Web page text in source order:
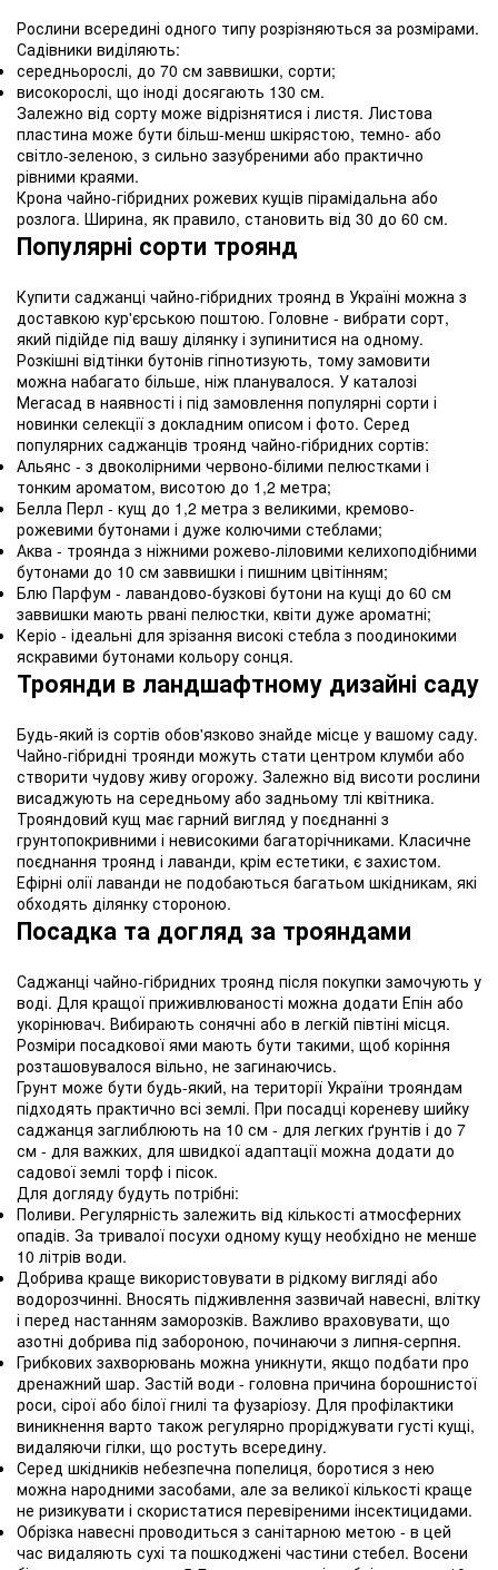
Рослини всередині одного типу розрізняються за розмірами.
Садівники виділяють:
середньорослі, до 70 см заввишки, сорти;
високорослі, що іноді досягають 130 см.
Залежно від сорту може відрізнятися і листя. Листова
пластина може бути більш-менш шкірястою, темно- або
світло-зеленою, з сильно зазубреними або практично
рівними краями.
Крона чайно-гібридних рожевих кущів пірамідальна або
розлога. Ширина, як правило, становить від 30 до 60 см.
Популярні сорти троянд
Купити саджанці чайно-гібридних троянд в Україні можна з
доставкою кур'єрською поштою. Головне - вибрати сорт,
який підійде під вашу ділянку і зупинитися на одному.
Розкішні відтінки бутонів гіпнотизують, тому замовити
можна набагато більше, ніж планувалося. У каталозі
Мегасад в наявності і під замовлення популярні сорти і
новинки селекції з докладним описом і фото. Серед
популярних саджанців троянд чайно-гібридних сортів:
Альянс - з двоколірними червоно-білими пелюстками і
тонким ароматом, висотою до 1,2 метра;
Белла Перл - кущ до 1,2 метра з великими, кремово-
рожевими бутонами і дуже колючими стеблами;
Аква - троянда з ніжними рожево-ліловими келихоподібними
бутонами до 10 см заввишки і пишним цвітінням;
Блю Парфум - лавандово-бузкові бутони на кущі до 60 см
заввишки мають рвані пелюстки, квіти дуже ароматні;
Керіо - ідеальні для зрізання високі стебла з поодинокими
яскравими бутонами кольору сонця.
Троянди в ландшафтному дизайні саду
Будь-який із сортів обов'язково знайде місце у вашому саду.
Чайно-гібридні троянди можуть стати центром клумби або
створити чудову живу огорожу. Залежно від висоти рослини
висаджують на середньому або задньому тлі квітника.
Трояндовий кущ має гарний вигляд у поєднанні з
грунтопокривними і невисокими багаторічниками. Класичне
поєднання троянд і лаванди, крім естетики, є захистом.
Ефірні олії лаванди не подобаються багатьом шкідникам, які
обходять ділянку стороною.
Посадка та догляд за трояндами
Саджанці чайно-гібридних троянд після покупки замочують у
воді. Для кращої приживлюваності можна додати Епін або
укорінювач. Вибирають сонячні або в легкій півтіні місця.
Розміри посадкової ями мають бути такими, щоб коріння
розташовувалося вільно, не загинаючись.
Грунт може бути будь-який, на території України трояндам
підходять практично всі землі. При посадці кореневу шийку
саджанця заглиблюють на 10 см - для легких ґрунтів і до 7
см - для важких, для швидкої адаптації можна додати до
садової землі торф і пісок.
Для догляду будуть потрібні:
Поливи. Регулярність залежить від кількості атмосферних
опадів. За тривалої посухи одному кущу необхідно не менше
10 літрів води.
Добрива краще використовувати в рідкому вигляді або
водорозчинні. Вносять підживлення зазвичай навесні, влітку
і перед настанням заморозків. Важливо враховувати, що
азотні добрива під забороною, починаючи з липня-серпня.
Грибкових захворювань можна уникнути, якщо подбати про
дренажний шар. Застій води - головна причина борошнистої
роси, сірої або білої гнилі та фузаріозу. Для профілактики
виникнення варто також регулярно проріджувати густі кущі,
видаляючи гілки, що ростуть всередину.
Серед шкідників небезпечна попелиця, боротися з нею
можна народними засобами, але за великої кількості краще
не ризикувати і скористатися перевіреними інсектицидами.
Обрізка навесні проводиться з санітарною метою - в цей
час видаляють сухі та пошкоджені частини стебел. Восени